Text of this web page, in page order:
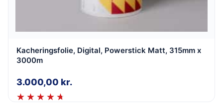
Kacheringsfolie, Digital, Powerstick Matt, 315mm x
3000m
3.000,00 kr.